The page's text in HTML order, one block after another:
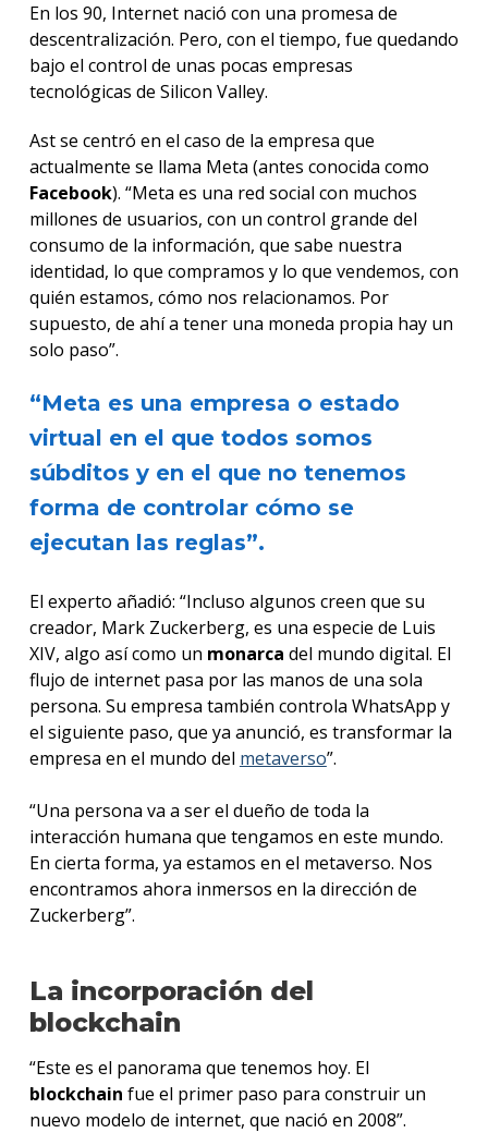
En los 90, Internet nació con una promesa de
descentralización. Pero, con el tiempo, fue quedando
bajo el control de unas pocas empresas
tecnológicas de Silicon Valley.
Ast se centró en el caso de la empresa que
actualmente se llama Meta (antes conocida como
Facebook). “Meta es una red social con muchos
millones de usuarios, con un control grande del
consumo de la información, que sabe nuestra
identidad, lo que compramos y lo que vendemos, con
quién estamos, cómo nos relacionamos. Por
supuesto, de ahí a tener una moneda propia hay un
solo paso”.
“Meta es una empresa o estado
virtual en el que todos somos
súbditos y en el que no tenemos
forma de controlar cómo se
ejecutan las reglas”.
El experto añadió: “Incluso algunos creen que su
creador, Mark Zuckerberg, es una especie de Luis
XIV, algo así como un monarca del mundo digital. El
flujo de internet pasa por las manos de una sola
persona. Su empresa también controla WhatsApp y
el siguiente paso, que ya anunció, es transformar la
empresa en el mundo del metaverso”.
“Una persona va a ser el dueño de toda la
interacción humana que tengamos en este mundo.
En cierta forma, ya estamos en el metaverso. Nos
encontramos ahora inmersos en la dirección de
Zuckerberg”.
La incorporación del
blockchain
“Este es el panorama que tenemos hoy. El
blockchain fue el primer paso para construir un
nuevo modelo de internet, que nació en 2008”.